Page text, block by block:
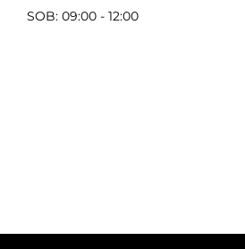
SOB: 09:00 - 12:00